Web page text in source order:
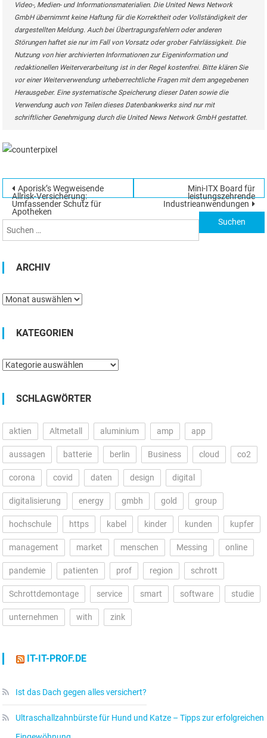
Video-, Medien- und Informationsmaterialien. Die United News Network
GmbH übernimmt keine Haftung für die Korrektheit oder Vollständigkeit der
dargestellten Meldung. Auch bei Übertragungsfehlern oder anderen
Störungen haftet sie nur im Fall von Vorsatz oder grober Fahrlässigkeit. Die
Nutzung von hier archivierten Informationen zur Eigeninformation und
redaktionellen Weiterverarbeitung ist in der Regel kostenfrei. Bitte klären Sie
vor einer Weiterverwendung urheberrechtliche Fragen mit dem angegebenen
Herausgeber. Eine systematische Speicherung dieser Daten sowie die
Verwendung auch von Teilen dieses Datenbankwerks sind nur mit
schriftlicher Genehmigung durch die United News Network GmbH gestattet.
Beitragsnavigation
Aporisk’s Wegweisende
Allrisk-Versicherung:
Umfassender Schutz für
Apotheken
Mini-ITX Board für
leistungszehrende
Industrieanwendungen
ARCHIV
Archiv
KATEGORIEN
Kategorien
SCHLAGWÖRTER
aktien Altmetall aluminium amp app
aussagen batterie berlin Business cloud co2
corona covid daten design digital
digitalisierung energy gmbh gold group
hochschule https kabel kinder kunden kupfer
management market menschen Messing online
pandemie patienten prof region schrott
Schrottdemontage service smart software studie
unternehmen with zink
IT-IT-PROF.DE
Ist das Dach gegen alles versichert?
Ultraschallzahnbürste für Hund und Katze – Tipps zur erfolgreichen